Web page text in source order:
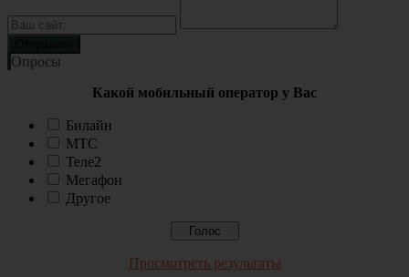
Опросы
Какой мобильный оператор у Вас
Билайн
МТС
Теле2
Мегафон
Другое
Просмотреть результаты